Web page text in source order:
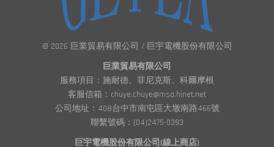
© 2026 巨業貿易有限公司 / 巨宇電機股份有限公司
巨業貿易有限公司
服務項目：施耐德、菲尼克斯、科爾摩根
客服信箱：chuye.chuye@msa.hinet.net
公司地址：408台中市南屯區大墩南路466號
聯繫號碼：(04)2475-0393
巨宇電機股份有限公司(線上商店)